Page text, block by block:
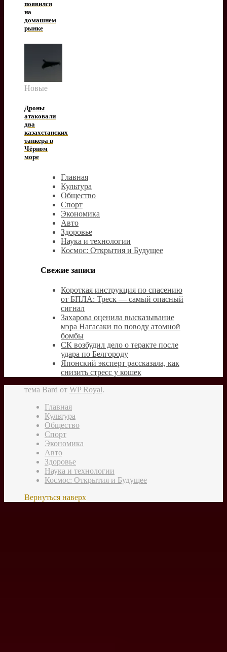
появился
на
домашнем
рынке
Новые
Дроны
атаковали
два
казахстанских
танкера в
Чёрном
море
Главная
Культура
Общество
Спорт
Экономика
Авто
Здоровье
Наука и технологии
Космос: Открытия и Будущее
Свежие записи
Короткая инструкция по спасению
от БПЛА: Треск — самый опасный
сигнал
Захарова оценила высказывание
мэра Нагасаки по поводу атомной
бомбы
СК возбудил дело о теракте после
удара по Белгороду
Японский эксперт рассказала, как
снизить стресс у кошек
тема Bard от WP Royal.
Главная
Культура
Общество
Спорт
Экономика
Авто
Здоровье
Наука и технологии
Космос: Открытия и Будущее
Вернуться наверх